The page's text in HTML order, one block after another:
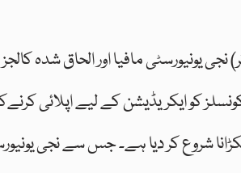
نجی یونیورسٹی مافیا اور الحاق شدہ
کو ایکریڈیشن کے لیے اپلائی
شروع کر دیا ہے۔ جس سے نجی